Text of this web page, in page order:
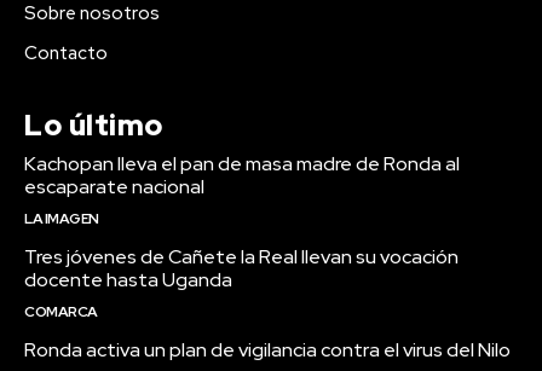
Sobre nosotros
Contacto
Lo último
Kachopan lleva el pan de masa madre de Ronda al
escaparate nacional
LA IMAGEN
Tres jóvenes de Cañete la Real llevan su vocación
docente hasta Uganda
COMARCA
Ronda activa un plan de vigilancia contra el virus del Nilo